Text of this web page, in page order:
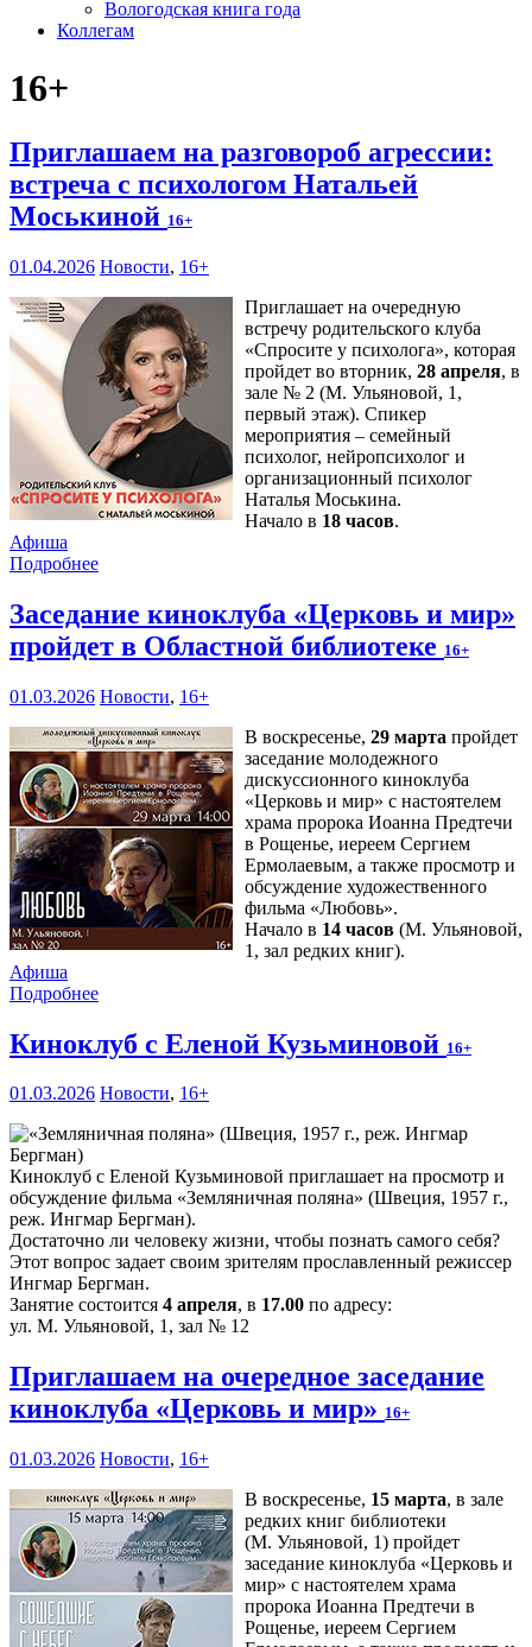
Вологодская книга года
Коллегам
16+
Приглашаем на разговороб агрессии:
встреча с психологом Натальей
Моськиной 16+
01.04.2026 Новости, 16+
Приглашает на очередную
встречу родительского клуба
«Спросите у психолога», которая
пройдет во вторник, 28 апреля, в
зале № 2 (М. Ульяновой, 1,
первый этаж). Спикер
мероприятия – семейный
психолог, нейропсихолог и
организационный психолог
Наталья Моськина.
Начало в 18 часов.
Афиша
Подробнее
Заседание киноклуба «Церковь и мир»
пройдет в Областной библиотеке 16+
01.03.2026 Новости, 16+
В воскресенье, 29 марта пройдет
заседание молодежного
дискуссионного киноклуба
«Церковь и мир» с настоятелем
храма пророка Иоанна Предтечи
в Рощенье, иереем Сергием
Ермолаевым, а также просмотр и
обсуждение художественного
фильма «Любовь».
Начало в 14 часов (М. Ульяновой,
1, зал редких книг).
Афиша
Подробнее
Киноклуб с Еленой Кузьминовой 16+
01.03.2026 Новости, 16+
Киноклуб с Еленой Кузьминовой приглашает на просмотр и
обсуждение фильма «Земляничная поляна» (Швеция, 1957 г.,
реж. Ингмар Бергман).
Достаточно ли человеку жизни, чтобы познать самого себя?
Этот вопрос задает своим зрителям прославленный режиссер
Ингмар Бергман.
Занятие состоится 4 апреля, в 17.00 по адресу:
ул. М. Ульяновой, 1, зал № 12
Приглашаем на очередное заседание
киноклуба «Церковь и мир» 16+
01.03.2026 Новости, 16+
В воскресенье, 15 марта, в зале
редких книг библиотеки
(М. Ульяновой, 1) пройдет
заседание киноклуба «Церковь и
мир» с настоятелем храма
пророка Иоанна Предтечи в
Рощенье, иереем Сергием